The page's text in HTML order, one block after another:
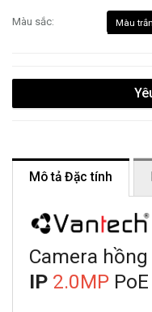
Màu sắc: Màu
Mô tả Đặc tính
Camera
IP 2.0MP PoE